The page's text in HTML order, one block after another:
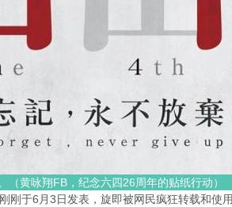
（黄咏翔FB，纪念六四26周年的贴纸行动）
刚于6月3日发表，旋即被网民疯狂转载和使